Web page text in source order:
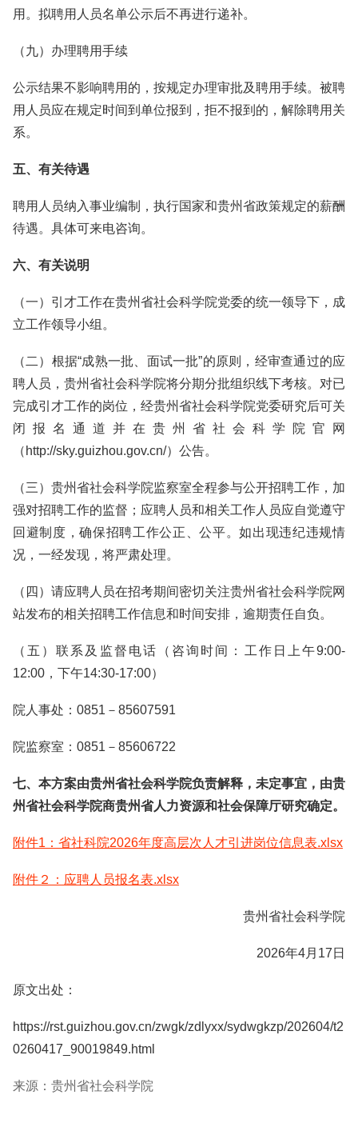
用。拟聘用人员名单公示后不再进行递补。
（九）办理聘用手续
公示结果不影响聘用的，按规定办理审批及聘用手续。被聘
用人员应在规定时间到单位报到，拒不报到的，解除聘用关
系。
五、有关待遇
聘用人员纳入事业编制，执行国家和贵州省政策规定的薪酬
待遇。具体可来电咨询。
六、有关说明
（一）引才工作在贵州省社会科学院党委的统一领导下，成
立工作领导小组。
（二）根据“成熟一批、面试一批”的原则，经审查通过的应
聘人员，贵州省社会科学院将分期分批组织线下考核。对已
完成引才工作的岗位，经贵州省社会科学院党委研究后可关
闭报名通道并在贵州省社会科学院官网
（http://sky.guizhou.gov.cn/）公告。
（三）贵州省社会科学院监察室全程参与公开招聘工作，加
强对招聘工作的监督；应聘人员和相关工作人员应自觉遵守
回避制度，确保招聘工作公正、公平。如出现违纪违规情
况，一经发现，将严肃处理。
（四）请应聘人员在招考期间密切关注贵州省社会科学院网
站发布的相关招聘工作信息和时间安排，逾期责任自负。
（五）联系及监督电话（咨询时间：工作日上午9:00-
12:00，下午14:30-17:00）
院人事处：0851－85607591
院监察室：0851－85606722
七、本方案由贵州省社会科学院负责解释，未定事宜，由贵
州省社会科学院商贵州省人力资源和社会保障厅研究确定。
附件1：省社科院2026年度高层次人才引进岗位信息表.xlsx
附件２：应聘人员报名表.xlsx
贵州省社会科学院
2026年4月17日
原文出处：
https://rst.guizhou.gov.cn/zwgk/zdlyxx/sydwgkzp/202604/t2
0260417_90019849.html
来源：贵州省社会科学院